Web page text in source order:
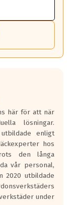
(17mm hylsa
kan vi matcha
om lufttryck
däck håller rätt
TPMS dig
på lufttrycket i
med TPMS
här för att när
lösningar.
enligt
hos
den långa
vår personal,
2020 utbildade
under